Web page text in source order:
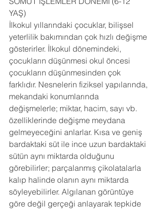
YAŞ)
İlkokul yıllarındaki çocuklar, bilişsel
yeterlilik bakımından çok hızlı değişme
gösterirler. İlkokul dönemindeki,
çocukların düşünmesi okul öncesi
çocukların düşünmesinden çok
farklıdır. Nesnelerin fiziksel yapılarında,
mekandaki konumlarında
değişmelerle; miktar, hacim, sayı vb.
özelliklerinde değişme meydana
gelmeyeceğini anlarlar. Kısa ve geniş
bardaktaki süt ile ince uzun bardaktaki
sütün aynı miktarda olduğunu
görebilirler; parçalanmış çikolatalarla
kalıp halinde olanın aynı miktarda
söyleyebilirler. Algılanan görüntüye
göre değil gerçeği anlayarak tepkide